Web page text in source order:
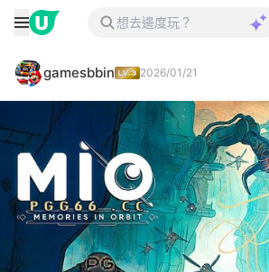
gamesbbin 2026/01/21